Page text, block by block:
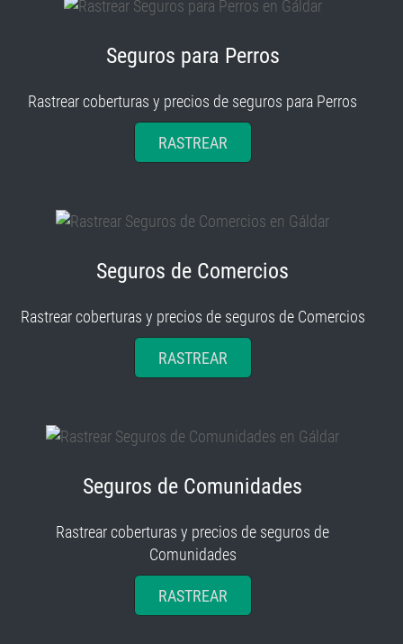
Seguros para Perros
Rastrear coberturas y precios de seguros para Perros
RASTREAR
Seguros de Comercios
Rastrear coberturas y precios de seguros de Comercios
RASTREAR
Seguros de Comunidades
Rastrear coberturas y precios de seguros de
Comunidades
RASTREAR